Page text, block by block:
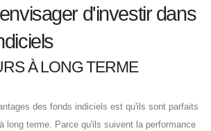
d'investir dans
À LONG TERME
des fonds indiciels est qu'ils sont parfaits
long terme. Parce qu'ils suivent la performance